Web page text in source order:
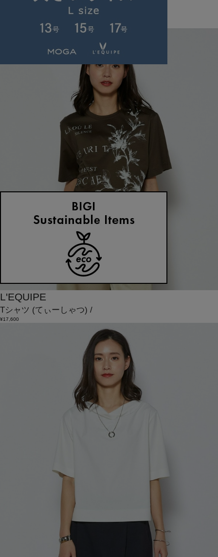
L'EQUIPE
(かーでぃがん)
L'EQUIPE
Tシャツ (てぃーしゃつ) /
¥17,600